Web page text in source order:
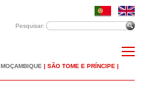
Pesquisar:
MOÇAMBIQUE | SÃO TOME E PRÍNCIPE |